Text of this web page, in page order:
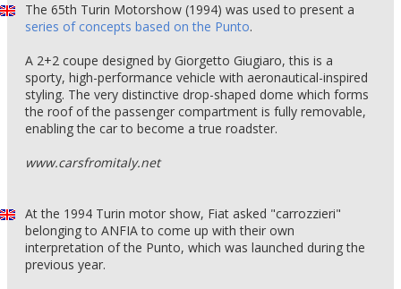
The 65th Turin Motorshow (1994) was used to present a
series of concepts based on the Punto.
A 2+2 coupe designed by Giorgetto Giugiaro, this is a
sporty, high-performance vehicle with aeronautical-inspired
styling. The very distinctive drop-shaped dome which forms
the roof of the passenger compartment is fully removable,
enabling the car to become a true roadster.
www.carsfromitaly.net
At the 1994 Turin motor show, Fiat asked "carrozzieri"
belonging to ANFIA to come up with their own
interpretation of the Punto, which was launched during the
previous year.